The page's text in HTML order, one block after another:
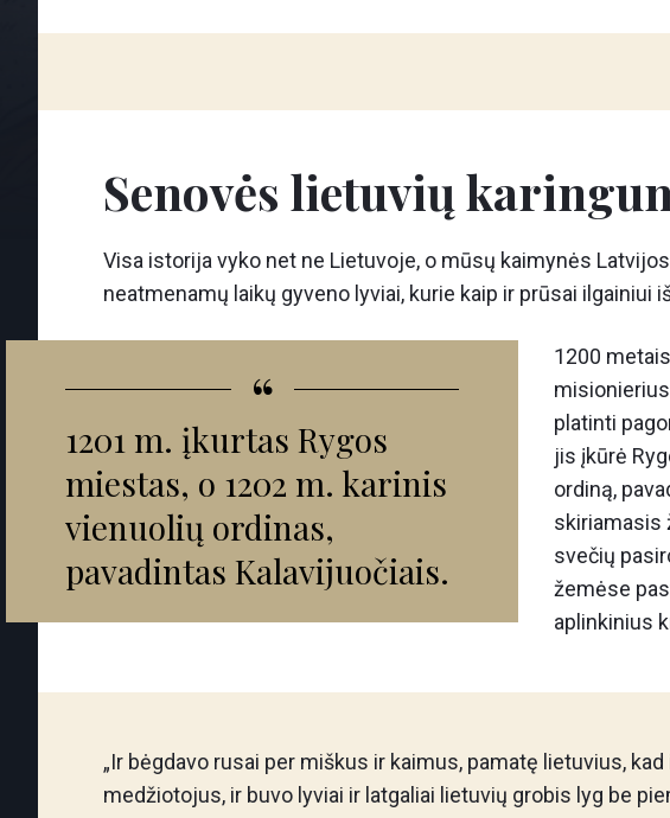
Senovės lietuvių
Visa istorija vyko net ne Lietuvoje, o mūsų kaimynės
neatmenamų laikų gyveno lyviai, kurie kaip ir prūsai ilgainiui
“
1201 m. įkurtas Rygos
miestas, o 1202 m. karinis
vienuolių ordinas,
pavadintas Kalavijuočiais.
1200
platinti
jis įkūrė
ordiną,
skiriamasis
svečių
žemėse
aplinkinius
„Ir bėgdavo rusai per miškus ir kaimus, pamatę lietuvius,
medžiotojus, ir buvo lyviai ir latgaliai lietuvių grobis lyg be